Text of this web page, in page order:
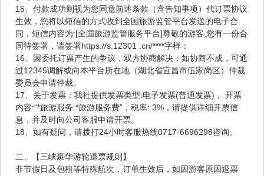
15、付款成功则视为您同意前述条款（含告知事项）代订票协议
生效，您将以短信的方式收到全国旅游监管平台发送的电子合
同，短信内容为:[全国旅游监管服务平台]尊敬的游客,您有一份合
同待签署，请签署https://s.12301 .cn/****字样；
16、因委托订票产生的争议，双方协商解决；如协商不成，可通
过12345调解或向本平台所在地（湖北省宜昌市伍家岗区）仲裁
委员会申请仲裁。
17、关于发票：我社提供发票类型:电子发票(普通发票)， 开票
内容:“*旅游服务 *旅游服务费”，税率: 3%，请提供详细开票信
息，并及时向公司客服申请开票。
18、如有疑问，请拨打24小时客服热线0717-6696298咨询。
二、【三峡豪华游轮退票规则】
非节假日及包租等特殊航次，订单生效后，如因游客原因退票